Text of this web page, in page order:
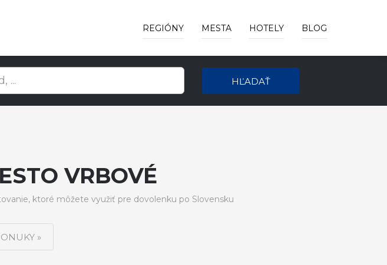
REGIÓNY MESTA HOTELY BLOG
HĽADAŤ
VRBOVÉ
ktoré môžete využiť pre dovolenku po Slovensku
»